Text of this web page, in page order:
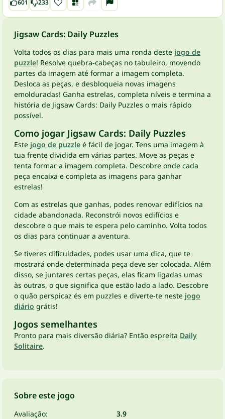
601 233
Jigsaw Cards: Daily Puzzles
Volta todos os dias para mais uma ronda deste jogo de
puzzle! Resolve quebra-cabeças no tabuleiro, movendo
partes da imagem até formar a imagem completa.
Desloca as peças, e desbloqueia novas imagens
emolduradas! Ganha estrelas, completa níveis e termina a
história de Jigsaw Cards: Daily Puzzles o mais rápido
possível.
Como jogar Jigsaw Cards: Daily Puzzles
Este jogo de puzzle é fácil de jogar. Tens uma imagem à
tua frente dividida em várias partes. Move as peças e
tenta formar a imagem completa. Descobre onde cada
peça encaixa e completa as imagens para ganhar
estrelas!
Com as estrelas que ganhas, podes renovar edifícios na
cidade abandonada. Reconstrói novos edifícios e
descobre o que mais te espera pelo caminho. Volta todos
os dias para continuar a aventura.
Se tiveres dificuldades, podes usar uma dica, que te
mostrará onde determinada peça deve ser colocada. Além
disso, se juntares certas peças, elas ficam ligadas umas
às outras, o que significa que estão lado a lado. Descobre
o quão perspicaz és em puzzles e diverte-te neste jogo
diário grátis!
Jogos semelhantes
Pronto para mais diversão diária? Então espreita Daily
Solitaire.
Sobre este jogo
Avaliação:
3.9